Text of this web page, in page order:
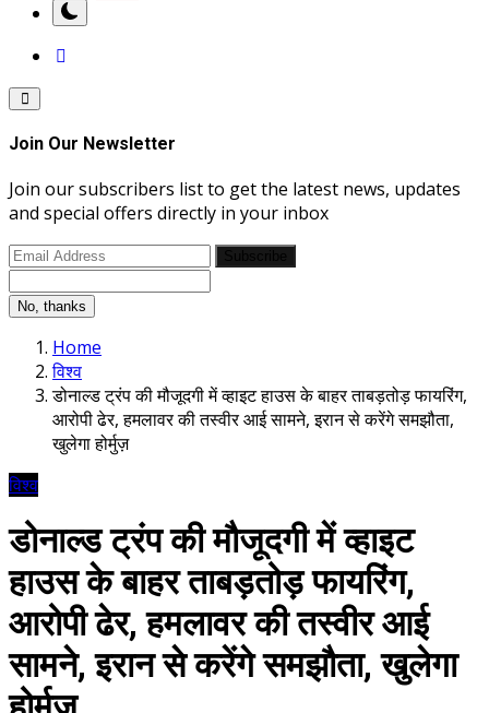
Join Our Newsletter
Join our subscribers list to get the latest news, updates
and special offers directly in your inbox
No, thanks
Home
विश्व
डोनाल्ड ट्रंप की मौजूदगी में व्हाइट हाउस के बाहर ताबड़तोड़ फायरिंग,
आरोपी ढेर, हमलावर की तस्वीर आई सामने, इरान से करेंगे समझौता,
खुलेगा होर्मुज़
विश्व
डोनाल्ड ट्रंप की मौजूदगी में व्हाइट
हाउस के बाहर ताबड़तोड़ फायरिंग,
आरोपी ढेर, हमलावर की तस्वीर आई
सामने, इरान से करेंगे समझौता, खुलेगा